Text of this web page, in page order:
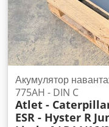
Акумулятор
775AH - DIN C
Atlet -
ESR - Hyster R